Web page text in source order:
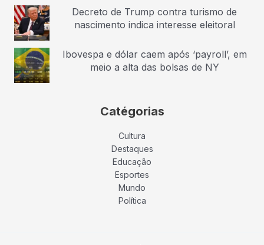
Decreto de Trump contra turismo de
nascimento indica interesse eleitoral
Ibovespa e dólar caem após ‘payroll’, em
meio a alta das bolsas de NY
Catégorias
Cultura
Destaques
Educação
Esportes
Mundo
Política